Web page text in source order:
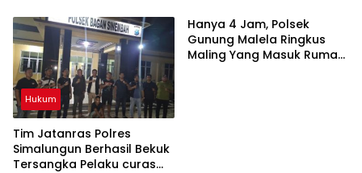
Pematangsiantar Diperiksa
Bongkar Jaringan Pemakai
Sabu di Simalungun
Hukum
Tim Jatanras Polres
Simalungun Berhasil Bekuk
Tersangka Pelaku curas
Hanya 4 Jam, Polsek
Gunung Malela Ringkus
Maling Yang Masuk Rumah